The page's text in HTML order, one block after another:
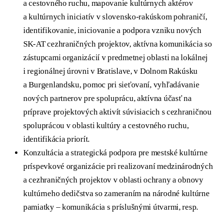
a cestovného ruchu, mapovanie kultúrnych aktérov
a kultúrnych iniciatív v slovensko-rakúskom pohraničí,
identifikovanie, iniciovanie a podpora vzniku nových
SK-AT cezhraničných projektov, aktívna komunikácia so
zástupcami organizácií v predmetnej oblasti na lokálnej
i regionálnej úrovni v Bratislave, v Dolnom Rakúsku
a Burgenlandsku, pomoc pri sieťovaní, vyhľadávanie
nových partnerov pre spoluprácu, aktívna účasť na
príprave projektových aktivít súvisiacich s cezhraničnou
spoluprácou v oblasti kultúry a cestovného ruchu,
identifikácia priorít.
Konzultácia a strategická podpora pre mestské kultúrne
príspevkové organizácie pri realizovaní medzinárodných
a cezhraničných projektov v oblasti ochrany a obnovy
kultúrneho dedičstva so zameraním na národné kultúrne
pamiatky – komunikácia s príslušnými útvarmi, resp.